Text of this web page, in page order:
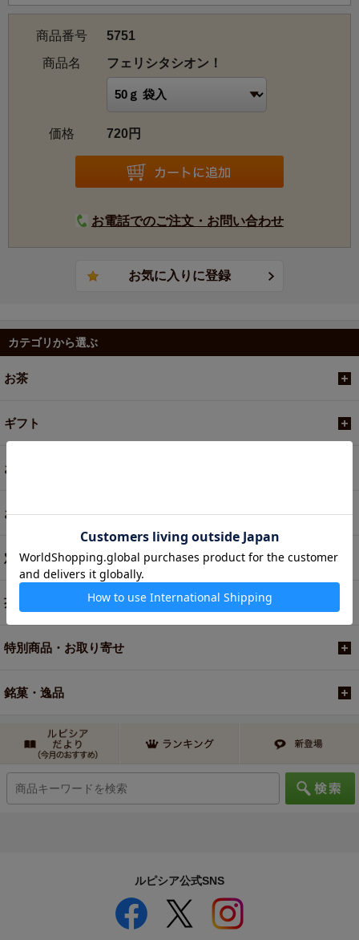
トッピングには色とりどりの花びらと、「夫婦愛」「相思
フラワーシャワーをイメージしました。
商品番号
5751
商品名
フェリシタシオン！
価格 720円
お電話でのご注文・お問い合わせ
カテゴリから選ぶ
お茶
ギフト
お菓子・食品・飲料
お買い得商品
定期便
茶器・オリジナルグッズ
特別商品・お取り寄せ
銘菓・逸品
ルピシア公式SNS